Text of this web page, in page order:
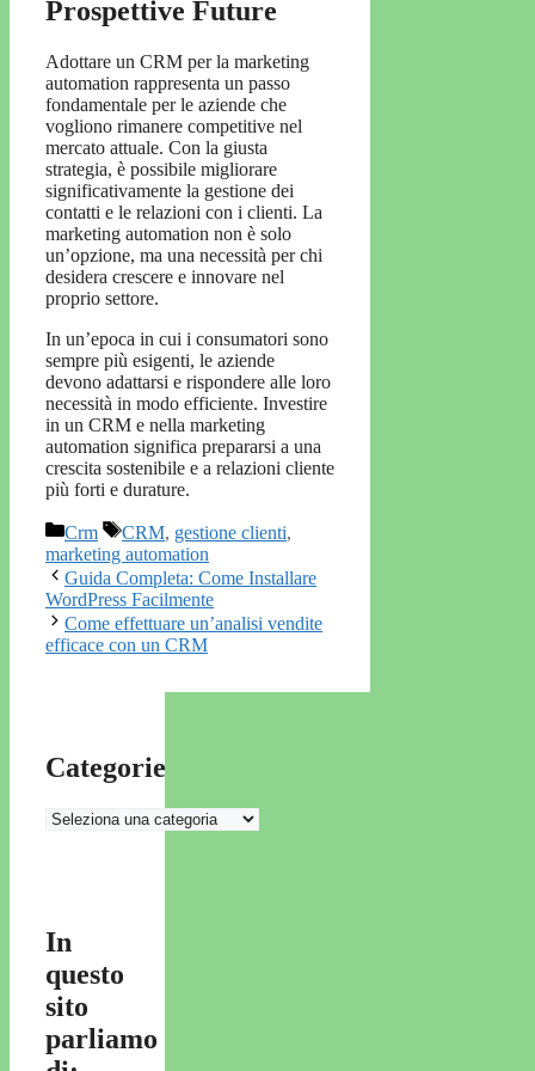
Prospettive Future
Adottare un CRM per la marketing
automation rappresenta un passo
fondamentale per le aziende che
vogliono rimanere competitive nel
mercato attuale. Con la giusta
strategia, è possibile migliorare
significativamente la gestione dei
contatti e le relazioni con i clienti. La
marketing automation non è solo
un’opzione, ma una necessità per chi
desidera crescere e innovare nel
proprio settore.
In un’epoca in cui i consumatori sono
sempre più esigenti, le aziende
devono adattarsi e rispondere alle loro
necessità in modo efficiente. Investire
in un CRM e nella marketing
automation significa prepararsi a una
crescita sostenibile e a relazioni cliente
più forti e durature.
Categorie
Crm Tag
CRM, gestione clienti,
marketing automation
Guida Completa: Come Installare
WordPress Facilmente
Come effettuare un’analisi vendite
efficace con un CRM
Categorie
Categorie
In
questo
sito
parliamo